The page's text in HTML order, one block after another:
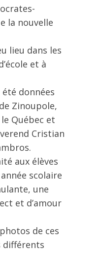
la nouvelle
lieu dans les
et à
données
Zinoupole,
Québec et
Cristian
aux élèves
scolaire
une
et d’amour
de ces
différents